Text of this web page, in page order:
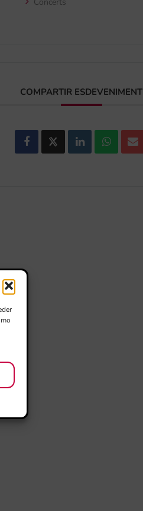
COMPARTIR ESDEVENIMENT